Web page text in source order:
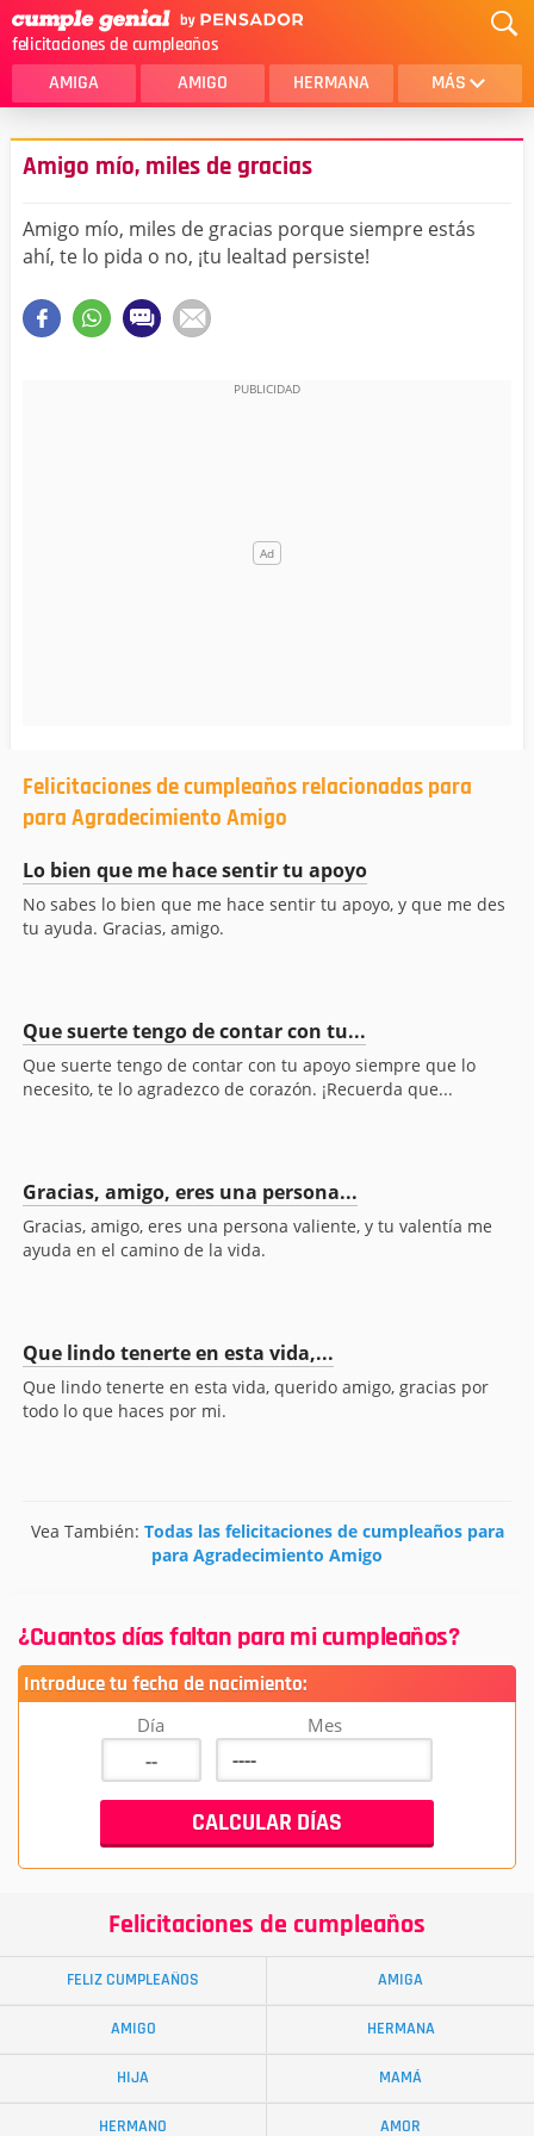
felicitaciones de cumpleaños
AMIGA AMIGO HERMANA MÁS
MAMA
AMOR
SOBRINA
HIJA
NOVIA
Amigo mío, miles de gracias
Amigo mío, miles de gracias porque siempre estás
ahí, te lo pida o no, ¡tu lealtad persiste!
Felicitaciones de cumpleaños relacionadas para
para Agradecimiento Amigo
Lo bien que me hace sentir tu apoyo
No sabes lo bien que me hace sentir tu apoyo, y que me des
tu ayuda. Gracias, amigo.
Que suerte tengo de contar con tu...
Que suerte tengo de contar con tu apoyo siempre que lo
necesito, te lo agradezco de corazón. ¡Recuerda que...
Gracias, amigo, eres una persona...
Gracias, amigo, eres una persona valiente, y tu valentía me
ayuda en el camino de la vida.
Que lindo tenerte en esta vida,...
Que lindo tenerte en esta vida, querido amigo, gracias por
todo lo que haces por mi.
Vea También: Todas las felicitaciones de cumpleaños para
para Agradecimiento Amigo
¿Cuantos días faltan para mi cumpleaños?
Introduce tu fecha de nacimiento:
Día Mes
Felicitaciones de cumpleaños
FELIZ CUMPLEAÑOS AMIGA
AMIGO HERMANA
HIJA MAMÁ
HERMANO AMOR